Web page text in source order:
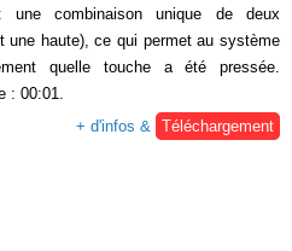
une combinaison unique de deux
une haute), ce qui permet au système
quelle touche a été pressée.
: 00:01.
+ d'infos & Téléchargement